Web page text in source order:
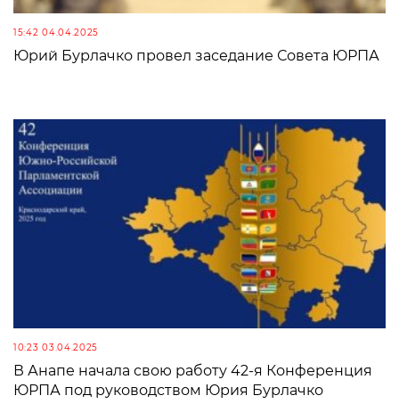
15:42 04.04.2025
Юрий Бурлачко провел заседание Совета ЮРПА
10:23 03.04.2025
В Анапе начала свою работу 42-я Конференция
ЮРПА под руководством Юрия Бурлачко